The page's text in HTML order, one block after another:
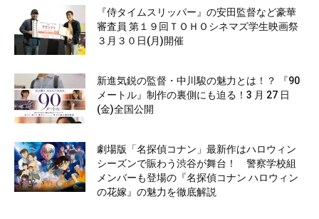
『侍タイムスリッパー』の安田監督など豪華
審査員 第１９回ＴＯＨＯシネマズ学生映画祭
３月３０日(月)開催
新進気鋭の監督・中川駿の魅力とは！？ 『90
メートル』制作の裏側にも迫る！3 月 27 日
(金)全国公開
劇場版「名探偵コナン」最新作はハロウィン
シーズンで賑わう渋谷が舞台！ 警察学校組
メンバーも登場の『名探偵コナン ハロウィン
の花嫁』の魅力を徹底解説